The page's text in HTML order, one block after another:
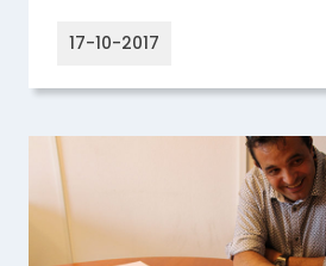
17-10-2017